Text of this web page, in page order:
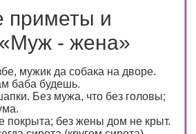
приметы и
- жена»
мужик да собака на дворе.
баба будешь.
Без мужа, что без головы;
покрыта; без жены дом не крыт.